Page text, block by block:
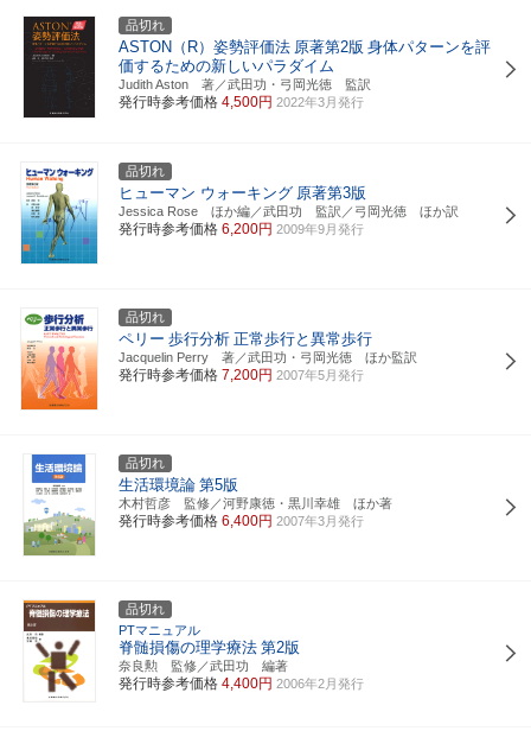
品切れ
ASTON（R）姿勢評価法 原著第2版 身体パターンを評
価するための新しいパラダイム
Judith Aston 著／武田功・弓岡光徳 監訳
発行時参考価格 4,500円 2022年3月発行
品切れ
ヒューマン ウォーキング 原著第3版
Jessica Rose ほか編／武田功 監訳／弓岡光徳 ほか訳
発行時参考価格 6,200円 2009年9月発行
品切れ
ペリー 歩行分析 正常歩行と異常歩行
Jacquelin Perry 著／武田功・弓岡光徳 ほか監訳
発行時参考価格 7,200円 2007年5月発行
品切れ
生活環境論 第5版
木村哲彦 監修／河野康徳・黒川幸雄 ほか著
発行時参考価格 6,400円 2007年3月発行
品切れ
PTマニュアル
脊髄損傷の理学療法 第2版
奈良勲 監修／武田功 編著
発行時参考価格 4,400円 2006年2月発行